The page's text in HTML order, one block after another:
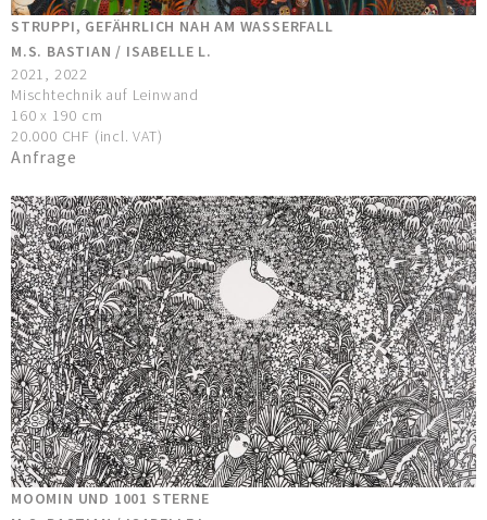
STRUPPI, GEFÄHRLICH NAH AM WASSERFALL
M.S. BASTIAN / ISABELLE L.
2021, 2022
Mischtechnik auf Leinwand
160 x 190 cm
20.000 CHF (incl. VAT)
Anfrage
MOOMIN UND 1001 STERNE